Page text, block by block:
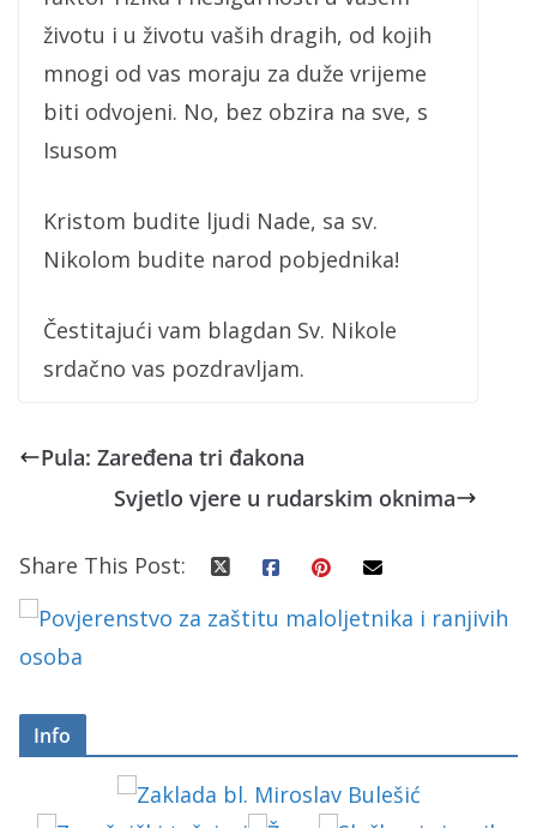
životu i u životu vaših dragih, od kojih
mnogi od vas moraju za duže vrijeme
biti odvojeni. No, bez obzira na sve, s
Isusom
Kristom budite ljudi Nade, sa sv.
Nikolom budite narod pobjednika!
Čestitajući vam blagdan Sv. Nikole
srdačno vas pozdravljam.
Pula: Zaređena tri đakona
Svjetlo vjere u rudarskim oknima
Share This Post:
Info